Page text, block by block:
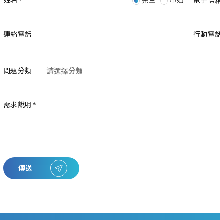
連絡電話 行動電
問題分類
需求說明
傳送